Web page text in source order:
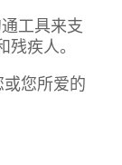
工具来支
疾人。
您所爱的